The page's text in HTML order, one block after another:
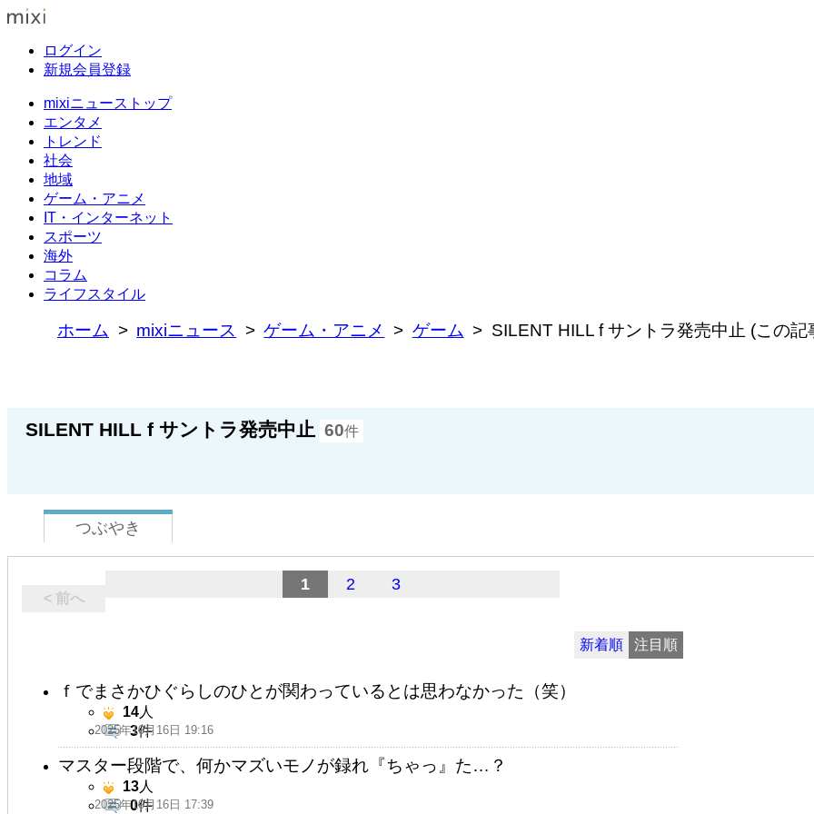
ログイン
新規会員登録
mixiニューストップ
エンタメ
トレンド
社会
地域
ゲーム・アニメ
IT・インターネット
スポーツ
海外
コラム
ライフスタイル
ホーム mixiニュース ゲーム・アニメ ゲーム SILENT HILL f サントラ発売中止 (この
SILENT HILL f サントラ発売中止 60件
つぶやき
< 前へ
1 2 3
新着順 注目順
ｆでまさかひぐらしのひとが関わっているとは思わなかった（笑）
2025年10月16日 19:16
14人
3件
マスター段階で、何かマズいモノが録れ『ちゃっ』た…？
2025年10月16日 17:39
13人
0件